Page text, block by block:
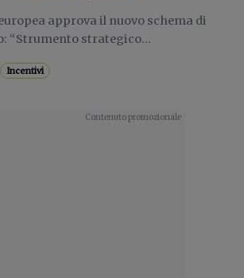
approva il nuovo schema di
“Strumento strategico...
Incentivi